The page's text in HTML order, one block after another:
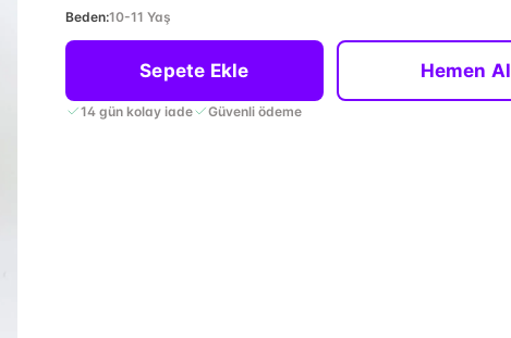
Beden:10-11 Yaş
Sepete Ekle Hemen Al
14 gün kolay iade Güvenli ödeme